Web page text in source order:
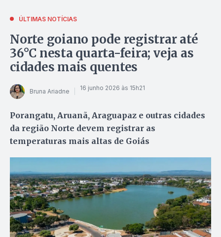
ÚLTIMAS NOTÍCIAS
Norte goiano pode registrar até
36°C nesta quarta-feira; veja as
cidades mais quentes
Bruna Ariadne 16 junho 2026 às 15h21
Porangatu, Aruanã, Araguapaz e outras cidades
da região Norte devem registrar as
temperaturas mais altas de Goiás